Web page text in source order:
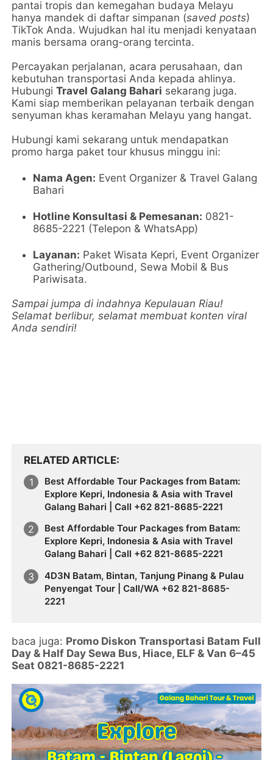
pantai tropis dan kemegahan budaya Melayu
hanya mandek di daftar simpanan (saved posts)
TikTok Anda. Wujudkan hal itu menjadi kenyataan
manis bersama orang-orang tercinta.
Percayakan perjalanan, acara perusahaan, dan
kebutuhan transportasi Anda kepada ahlinya.
HubungiTravel Galang Bahari sekarang juga.
Kami siap memberikan pelayanan terbaik dengan
senyuman khas keramahan Melayu yang hangat.
Hubungi kami sekarang untuk mendapatkan
promo harga paket tour khusus minggu ini:
Nama Agen: Event Organizer & Travel Galang
Bahari
Hotline Konsultasi & Pemesanan: 0821-
8685-2221 (Telepon & WhatsApp)
Layanan: Paket Wisata Kepri, Event Organizer
Gathering/Outbound, Sewa Mobil & Bus
Pariwisata.
Sampai jumpa di indahnya Kepulauan Riau!
Selamat berlibur, selamat membuat konten viral
Anda sendiri!
RELATED ARTICLE
Best Affordable Tour Packages from Batam:
Explore Kepri, Indonesia & Asia with Travel
Galang Bahari | Call +62 821-8685-2221
Best Affordable Tour Packages from Batam:
Explore Kepri, Indonesia & Asia with Travel
Galang Bahari | Call +62 821-8685-2221
4D3N Batam, Bintan, Tanjung Pinang & Pulau
Penyengat Tour | Call/WA +62 821-8685-
2221
baca juga: Promo Diskon Transportasi Batam Full
Day & Half Day Sewa Bus, Hiace, ELF & Van 6–45
Seat 0821-8685-2221